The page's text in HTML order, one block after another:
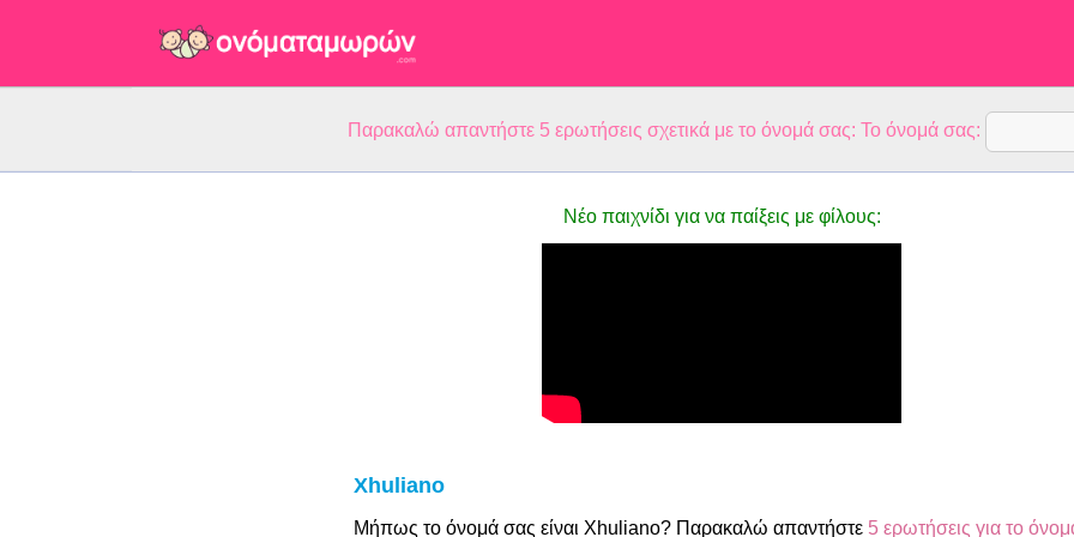
Παρακαλώ απαντήστε 5 ερωτήσεις σχετικά με το όνομά σας: Το όνομά σας:
Νέο παιχνίδι για να παίξεις με φίλους:
Xhuliano
Μήπως το όνομά σας είναι Xhuliano? Παρακαλώ απαντήστε5 ερωτήσεις για το